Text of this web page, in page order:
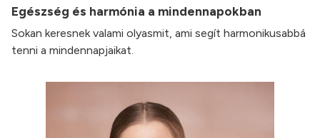
Egészség és harmónia a mindennapokban
Sokan keresnek valami olyasmit, ami segít harmonikusabbá
tenni a mindennapjaikat.